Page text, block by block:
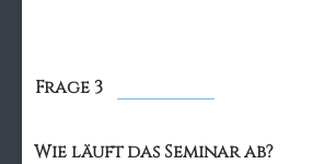
Frage 3
Wie läuft das Seminar ab?